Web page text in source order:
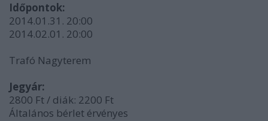
Időpontok:
2014.01.31. 20:00
2014.02.01. 20:00
Trafó Nagyterem
Jegyár:
2800 Ft / diák: 2200 Ft
Általános bérlet érvényes